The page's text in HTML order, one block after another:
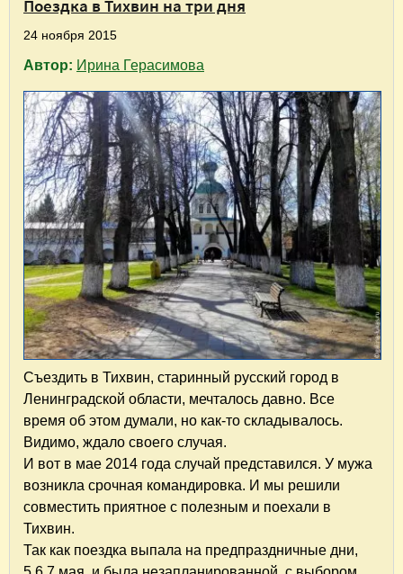
Поездка в Тихвин на три дня
24 ноября 2015
Автор: Ирина Герасимова
Съездить в Тихвин, старинный русский город в
Ленинградской области, мечталось давно. Все
время об этом думали, но как-то складывалось.
Видимо, ждало своего случая.
И вот в мае 2014 года случай представился. У мужа
возникла срочная командировка. И мы решили
совместить приятное с полезным и поехали в
Тихвин.
Так как поездка выпала на предпраздничные дни,